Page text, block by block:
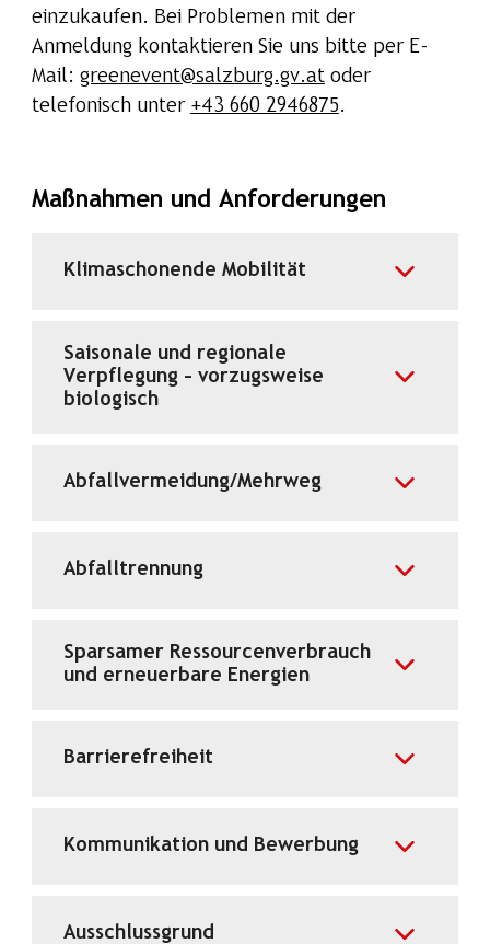
einzukaufen. Bei Problemen mit der
Anmeldung kontaktieren Sie uns bitte per E-
Mail: greenevent@salzburg.gv.atoder
telefonisch unter +43 660 2946875.
Maßnahmen und Anforderungen
Klimaschonende Mobilität
Saisonale und regionale
Verpflegung – vorzugsweise
biologisch
Abfallvermeidung/Mehrweg
Abfalltrennung
Sparsamer Ressourcenverbrauch
und erneuerbare Energien
Barrierefreiheit
Kommunikation und Bewerbung
Ausschlussgrund